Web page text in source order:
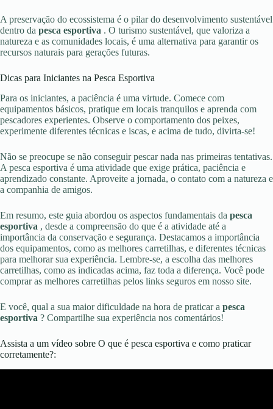
A preservação do ecossistema é o pilar do desenvolvimento sustentável
dentro da pesca esportiva . O turismo sustentável, que valoriza a
natureza e as comunidades locais, é uma alternativa para garantir os
recursos naturais para gerações futuras.
Dicas para Iniciantes na Pesca Esportiva
Para os iniciantes, a paciência é uma virtude. Comece com
equipamentos básicos, pratique em locais tranquilos e aprenda com
pescadores experientes. Observe o comportamento dos peixes,
experimente diferentes técnicas e iscas, e acima de tudo, divirta-se!
Não se preocupe se não conseguir pescar nada nas primeiras tentativas.
A pesca esportiva é uma atividade que exige prática, paciência e
aprendizado constante. Aproveite a jornada, o contato com a natureza e
a companhia de amigos.
Em resumo, este guia abordou os aspectos fundamentais da pesca
esportiva , desde a compreensão do que é a atividade até a
importância da conservação e segurança. Destacamos a importância
dos equipamentos, como as melhores carretilhas, e diferentes técnicas
para melhorar sua experiência. Lembre-se, a escolha das melhores
carretilhas, como as indicadas acima, faz toda a diferença. Você pode
comprar as melhores carretilhas pelos links seguros em nosso site.
E você, qual a sua maior dificuldade na hora de praticar a pesca
esportiva ? Compartilhe sua experiência nos comentários!
Assista a um vídeo sobre O que é pesca esportiva e como praticar
corretamente?: